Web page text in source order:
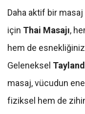
Daha aktif bir
için Thai Masajı,
hem de
Geleneksel Tayland
masaj, vücudun
fiziksel hem de